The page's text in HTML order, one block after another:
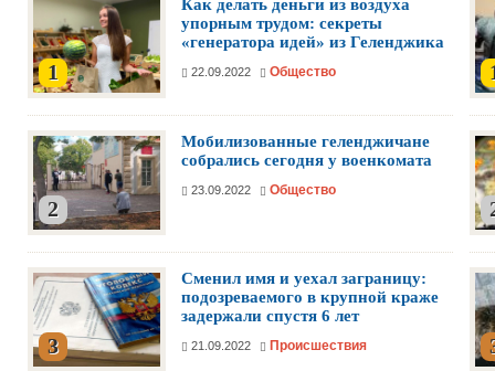
1
Как делать деньги из воздуха
упорным трудом: секреты
«генератора идей» из Геленджика
22.09.2022 Общество
2
Мобилизованные геленджичане
собрались сегодня у военкомата
23.09.2022 Общество
3
Сменил имя и уехал заграницу:
подозреваемого в крупной краже
задержали спустя 6 лет
21.09.2022 Происшествия